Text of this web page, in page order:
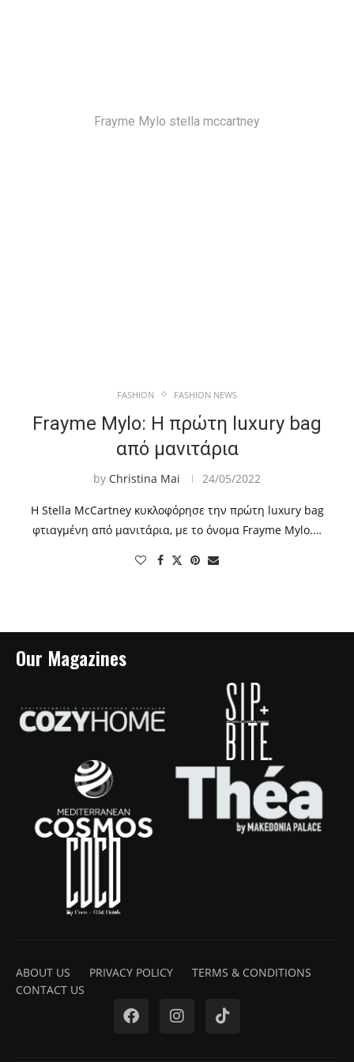
Frayme Mylo stella mccartney
FASHION FASHION NEWS
Frayme Mylo: Η πρώτη luxury bag
από μανιτάρια
by Christina Mai 24/05/2022
Η Stella McCartney κυκλοφόρησε την πρώτη luxury bag
φτιαγμένη από μανιτάρια, με το όνομα Frayme Mylo.…
Our Magazines
ABOUT US PRIVACY POLICY
TERMS & CONDITIONS
CONTACT US